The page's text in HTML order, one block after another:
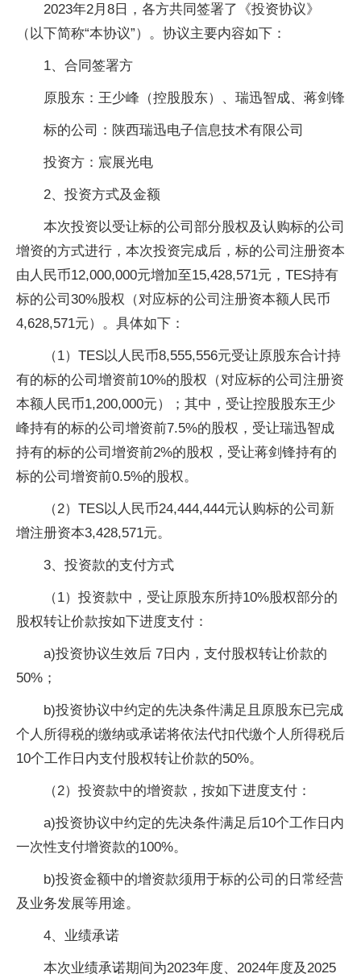
2023年2月8日，各方共同签署了《投资协议》
（以下简称“本协议”）。协议主要内容如下：
1、合同签署方
原股东：王少峰（控股股东）、瑞迅智成、蒋剑锋
标的公司：陕西瑞迅电子信息技术有限公司
投资方：宸展光电
2、投资方式及金额
本次投资以受让标的公司部分股权及认购标的公司
增资的方式进行，本次投资完成后，标的公司注册资本
由人民币12,000,000元增加至15,428,571元，TES持有
标的公司30%股权（对应标的公司注册资本额人民币
4,628,571元）。具体如下：
（1）TES以人民币8,555,556元受让原股东合计持
有的标的公司增资前10%的股权（对应标的公司注册资
本额人民币1,200,000元）；其中，受让控股股东王少
峰持有的标的公司增资前7.5%的股权，受让瑞迅智成
持有的标的公司增资前2%的股权，受让蒋剑锋持有的
标的公司增资前0.5%的股权。
（2）TES以人民币24,444,444元认购标的公司新
增注册资本3,428,571元。
3、投资款的支付方式
（1）投资款中，受让原股东所持10%股权部分的
股权转让价款按如下进度支付：
a)投资协议生效后 7日内，支付股权转让价款的
50%；
b)投资协议中约定的先决条件满足且原股东已完成
个人所得税的缴纳或承诺将依法代扣代缴个人所得税后
10个工作日内支付股权转让价款的50%。
（2）投资款中的增资款，按如下进度支付：
a)投资协议中约定的先决条件满足后10个工作日内
一次性支付增资款的100%。
b)投资金额中的增资款须用于标的公司的日常经营
及业务发展等用途。
4、业绩承诺
本次业绩承诺期间为2023年度、2024年度及2025